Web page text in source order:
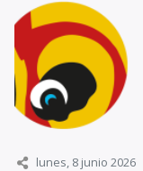
lunes, 8 junio 2026